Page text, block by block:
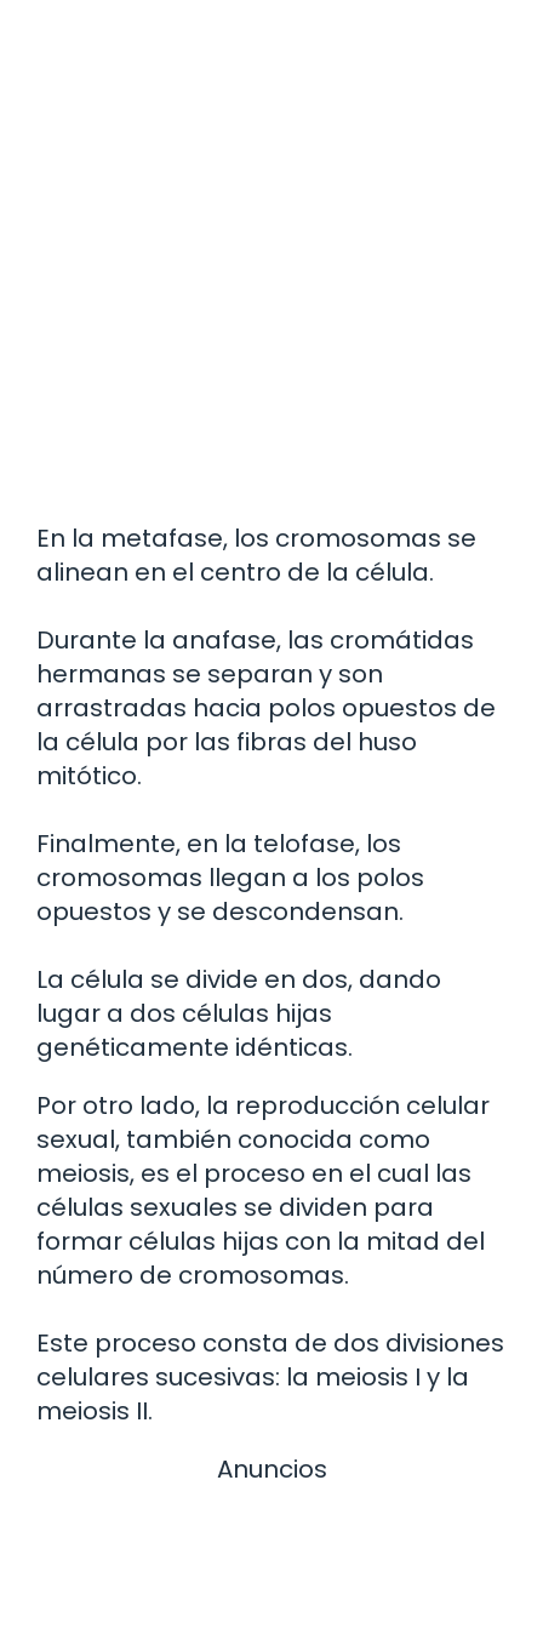
En la metafase, los cromosomas se
alinean en el centro de la célula.
Durante la anafase, las cromátidas
hermanas se separan y son
arrastradas hacia polos opuestos de
la célula por las fibras del huso
mitótico.
Finalmente, en la telofase, los
cromosomas llegan a los polos
opuestos y se descondensan.
La célula se divide en dos, dando
lugar a dos células hijas
genéticamente idénticas.
Por otro lado, la reproducción celular
sexual, también conocida como
meiosis, es el proceso en el cual las
células sexuales se dividen para
formar células hijas con la mitad del
número de cromosomas.
Este proceso consta de dos divisiones
celulares sucesivas: la meiosis I y la
meiosis II.
Anuncios